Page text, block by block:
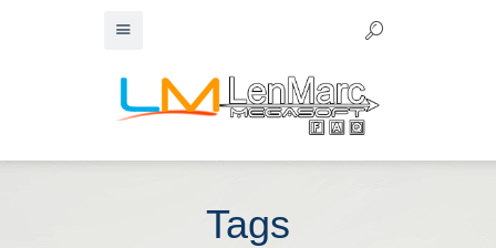
Tags